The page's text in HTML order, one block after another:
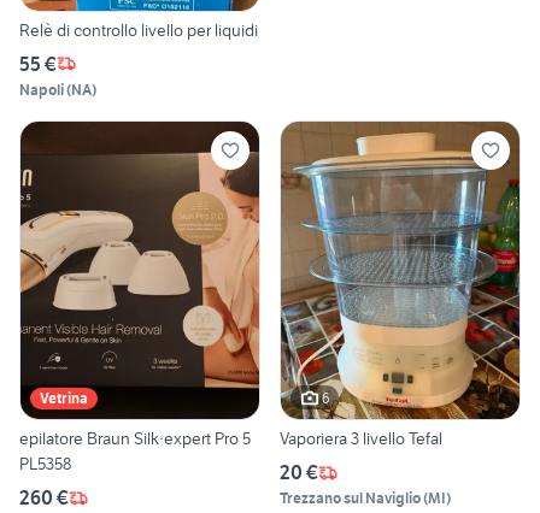
Relè di controllo livello per liquidi
55 €
Napoli(NA)
Vetrina
epilatore Braun Silk·expert Pro 5
PL5358
260 €
6
Vaporiera 3 livello Tefal
20 €
Trezzano sul Naviglio(MI)